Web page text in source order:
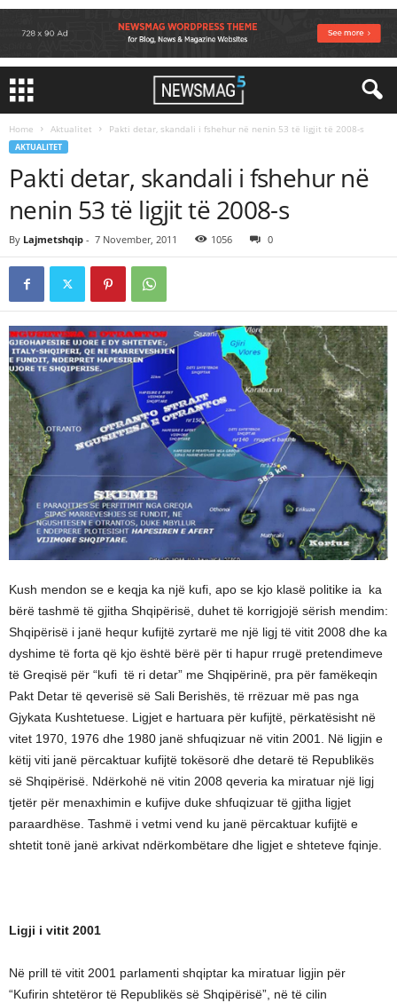
Home Aktualitet Pakti detar, skandali i fshehur në nenin 53 të ligjit të 2008-s
AKTUALITET
Pakti detar, skandali i fshehur në
nenin 53 të ligjit të 2008-s
By Lajmetshqip - 7 November, 2011 1056 0
Kush mendon se e keqja ka një kufi, apo se kjo klasë politike ia ka
bërë tashmë të gjitha Shqipërisë, duhet të korrigjojë sërish mendim:
Shqipërisë i janë hequr kufijtë zyrtarë me një ligj të vitit 2008 dhe ka
dyshime të forta që kjo është bërë për ti hapur rrugë pretendimeve
të Greqisë për “kufi të ri detar” me Shqipërinë, pra për famëkeqin
Pakt Detar të qeverisë së Sali Berishës, të rrëzuar më pas nga
Gjykata Kushtetuese. Ligjet e hartuara për kufijtë, përkatësisht në
vitet 1970, 1976 dhe 1980 janë shfuqizuar në vitin 2001. Në ligjin e
këtij viti janë përcaktuar kufijtë tokësorë dhe detarë të Republikës
së Shqipërisë. Ndërkohë në vitin 2008 qeveria ka miratuar një ligj
tjetër për menaxhimin e kufijve duke shfuqizuar të gjitha ligjet
paraardhëse. Tashmë i vetmi vend ku janë përcaktuar kufijtë e
shtetit tonë janë arkivat ndërkombëtare dhe ligjet e shteteve fqinje.
Ligji i vitit 2001
Në prill të vitit 2001 parlamenti shqiptar ka miratuar ligjin për
“Kufirin shtetëror të Republikës së Shqipërisë”, në të cilin